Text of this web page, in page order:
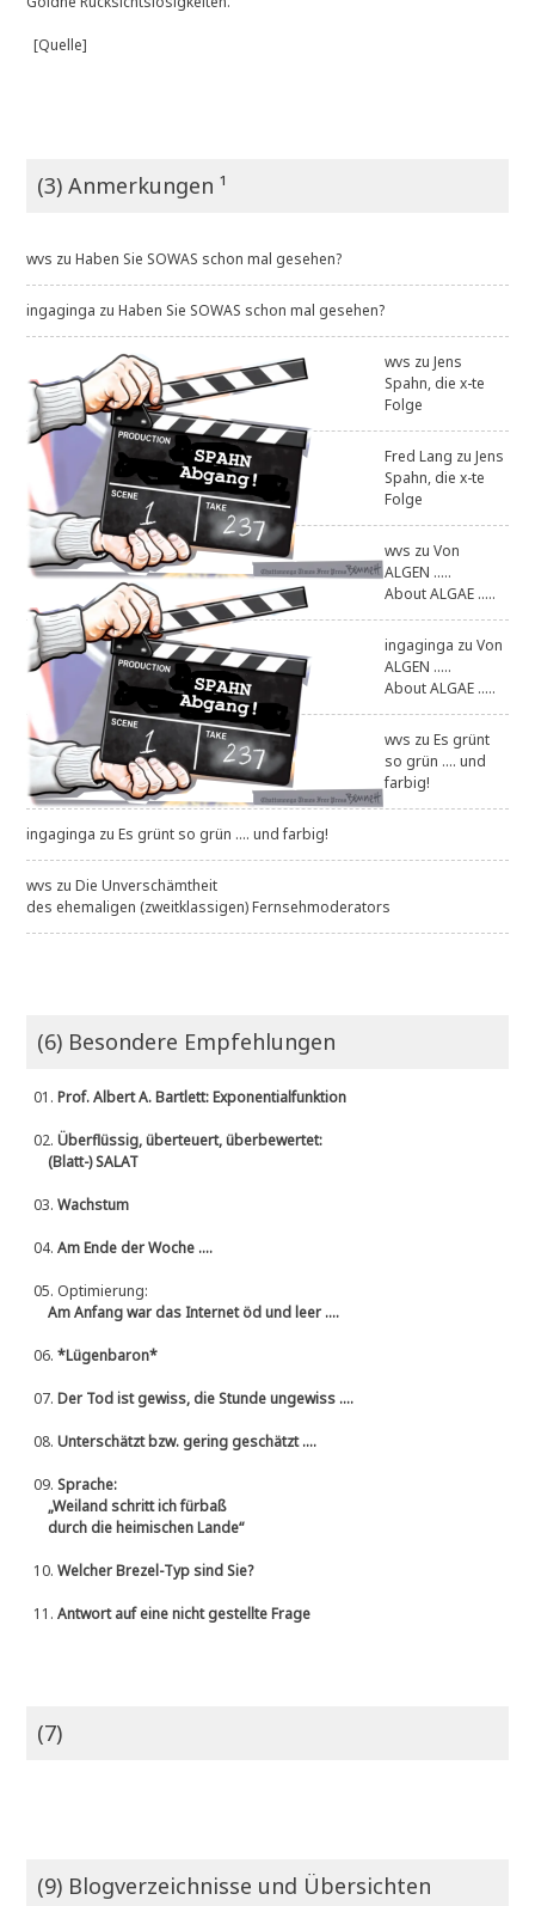
[Quelle]
(3) Anmerkungen ¹
wvs zuHaben Sie SOWAS schon mal gesehen?
ingaginga zuHaben Sie SOWAS schon mal gesehen?
wvs zuJens
Spahn, die x-te
Folge
Fred Lang zuJens
Spahn, die x-te
Folge
wvs zuVon
ALGEN .....
About ALGAE .....
ingaginga zuVon
ALGEN .....
About ALGAE .....
wvs zuEs grünt
so grün .... und
farbig!
ingaginga zuEs grünt so grün .... und farbig!
wvs zuDie Unverschämtheit
des ehemaligen (zweitklassigen) Fernsehmoderators
(6) Besondere Empfehlungen
01.Prof. Albert A. Bartlett: Exponentialfunktion
02.Überflüssig, überteuert, überbewertet:
(Blatt-) SALAT
03.Wachstum
04.Am Ende der Woche ....
05. Optimierung:
Am Anfang war das Internet öd und leer ....
06.*Lügenbaron*
07.Der Tod ist gewiss, die Stunde ungewiss ....
08.Unterschätzt bzw. gering geschätzt ....
09.Sprache:
„Weiland schritt ich fürbaß
durch die heimischen Lande“
10.Welcher Brezel-Typ sind Sie?
11.Antwort auf eine nicht gestellte Frage
(7)
(9) Blogverzeichnisse und Übersichten